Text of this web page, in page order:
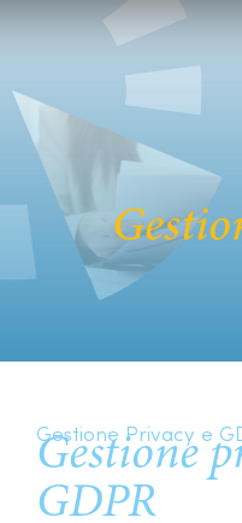
Gestione Privacy e
Gestione
GDPR